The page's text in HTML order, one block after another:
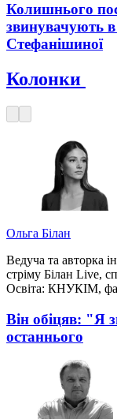
Колишнього
звинувачують в
Стефанішиної
Колонки
Ольга Білан
Ведуча та авторка
стріму Білан Live,
Освіта: КНУКІМ,
Він обіцяв: "Я
останнього